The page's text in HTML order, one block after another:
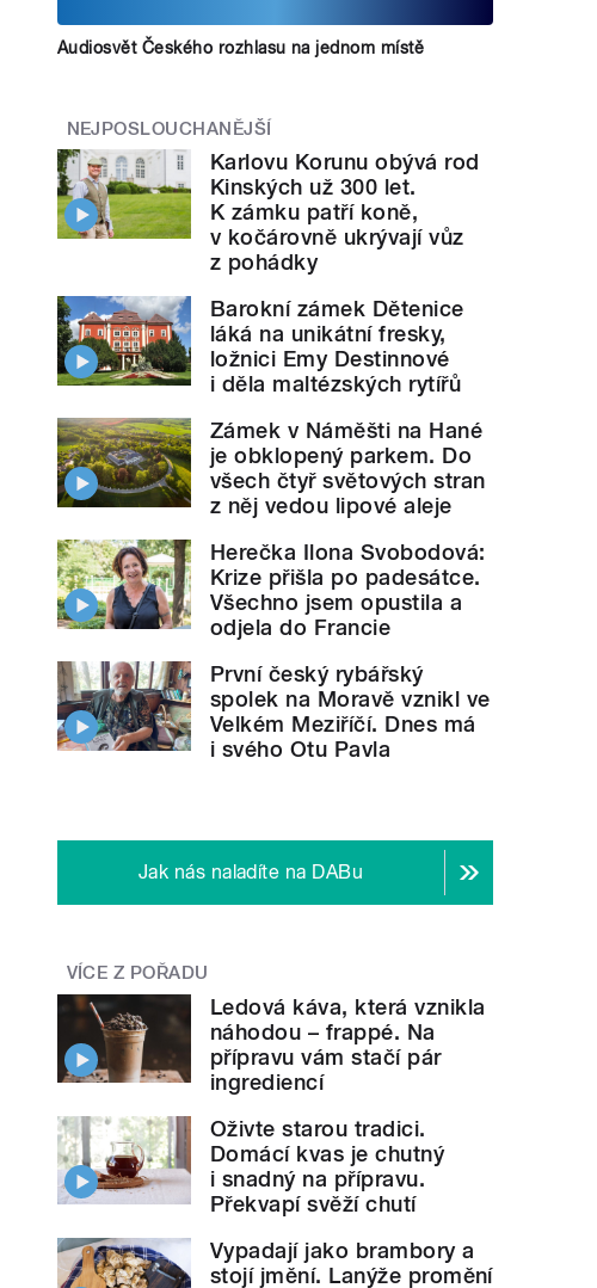
Audiosvět Českého rozhlasu na jednom místě
NEJPOSLOUCHANĚJŠÍ
Karlovu Korunu obývá rod
Kinských už 300 let.
K zámku patří koně,
v kočárovně ukrývají vůz
z pohádky
Barokní zámek Dětenice
láká na unikátní fresky,
ložnici Emy Destinnové
i děla maltézských rytířů
Zámek v Náměšti na Hané
je obklopený parkem. Do
všech čtyř světových stran
z něj vedou lipové aleje
Herečka Ilona Svobodová:
Krize přišla po padesátce.
Všechno jsem opustila a
odjela do Francie
První český rybářský
spolek na Moravě vznikl ve
Velkém Meziříčí. Dnes má
i svého Otu Pavla
Jak nás naladíte na DABu
VÍCE Z POŘADU
Ledová káva, která vznikla
náhodou – frappé. Na
přípravu vám stačí pár
ingrediencí
Oživte starou tradici.
Domácí kvas je chutný
i snadný na přípravu.
Překvapí svěží chutí
Vypadají jako brambory a
stojí jmění. Lanýže promění